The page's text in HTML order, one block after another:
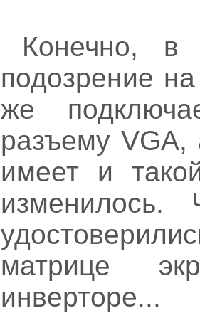
Конечно, в
подозрение
же
разъему VGA,
имеет и
матрице
инверторе...